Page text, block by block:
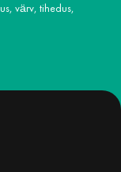
värv, tihedus,